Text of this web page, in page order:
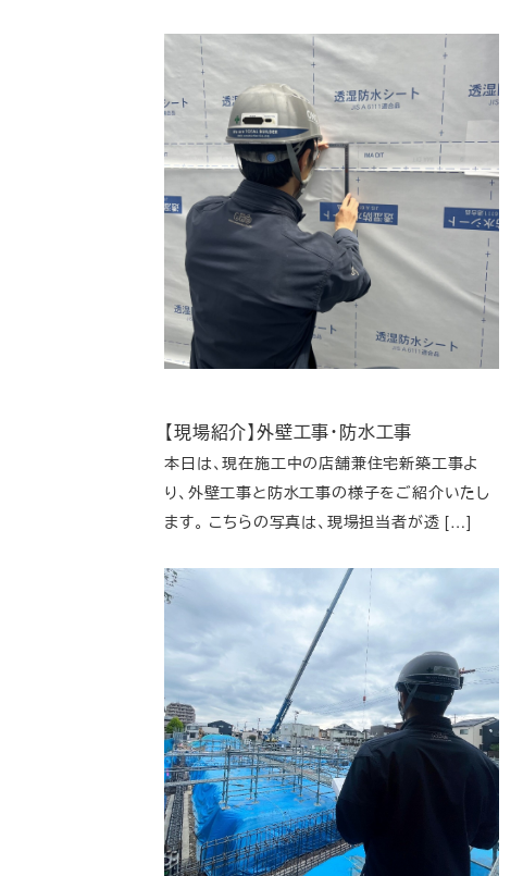
【現場紹介】外壁工事・防水工事
本日は、現在施工中の店舗兼住宅新築工事よ
り、外壁工事と防水工事の様子をご紹介いたし
ます。 こちらの写真は、現場担当者が透 […]